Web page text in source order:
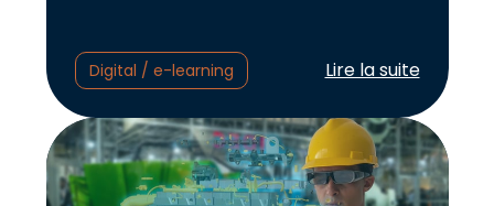
Digital / e-learning Lire l'article :
Lire la suite